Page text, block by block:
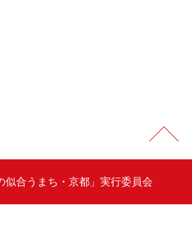
似合うまち・京都」実行委員会